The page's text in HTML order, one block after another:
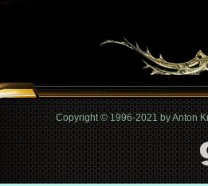
Copyright © 1996-2021 by Anton